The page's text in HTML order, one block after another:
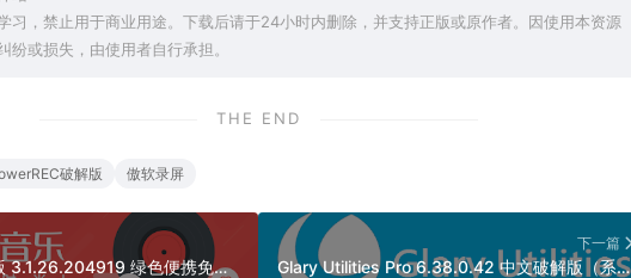
习，禁止用于商业用途。下载后请于24小时内删除，并支持正版或原作者。因使用本资源
纷或损失，由使用者自行承担。
THE END
破解版 傲软录屏
网易云音乐PC版 3.1.26.204919 绿色便携免升级版（专注于发现与分享音乐）
下一篇
Glary Utilities Pro 6.38.0.42 中文破解版（系统维护军刀百宝箱）